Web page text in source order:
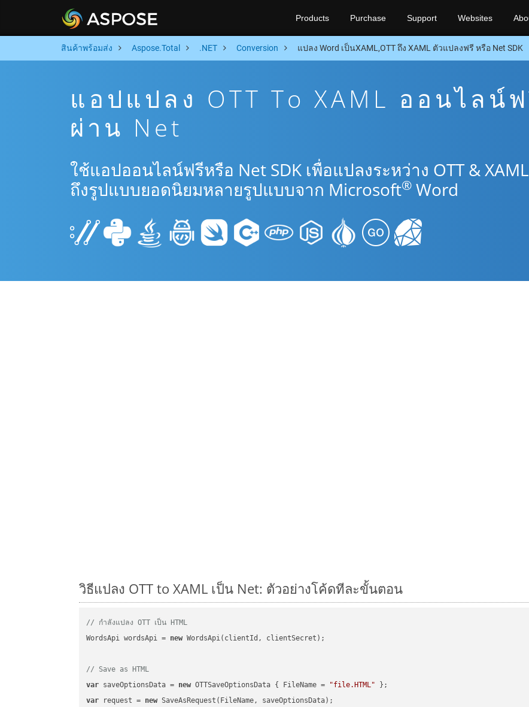
Products Purchase Support Websites
สินค้าพร้อมส่ง Aspose.Total .NET Conversion แปลง Word เป็นXAML,OTT ถึง XAML ตัวแปลงฟรี หรือ Net SDK
แอปแปลง OTT To XAML ออนไลน์
ผ่าน Net
ใช้แอปออนไลน์ฟรีหรือ Net SDK เพื่อแปลงระหว่าง OTT &
ถึงรูปแบบยอดนิยมหลายรูปแบบจาก Microsoft® Word
วิธีแปลง OTT to XAML เป็น Net: ตัวอย่างโค้ดทีละขั้นตอน
// กำลังแปลง OTT เป็น HTML
WordsApi wordsApi = new WordsApi(clientId, clientSecret);
// Save as HTML
var saveOptionsData = new OTTSaveOptionsData { FileName = "file.HTML"
var request = new SaveAsRequest(FileName, saveOptionsData);